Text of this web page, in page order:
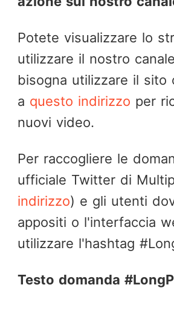
Potete visualizzare lo
utilizzare il nostro
bisogna utilizzare il sito
a questo indirizzo per
nuovi video.
Per raccogliere le
ufficiale Twitter di
indirizzo) e gli utenti
appositi o l'interfaccia
utilizzare l'hashtag
Testo domanda